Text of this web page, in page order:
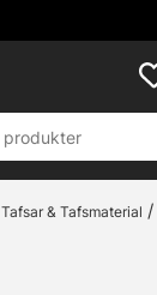
Tafsar & Tafsmaterial